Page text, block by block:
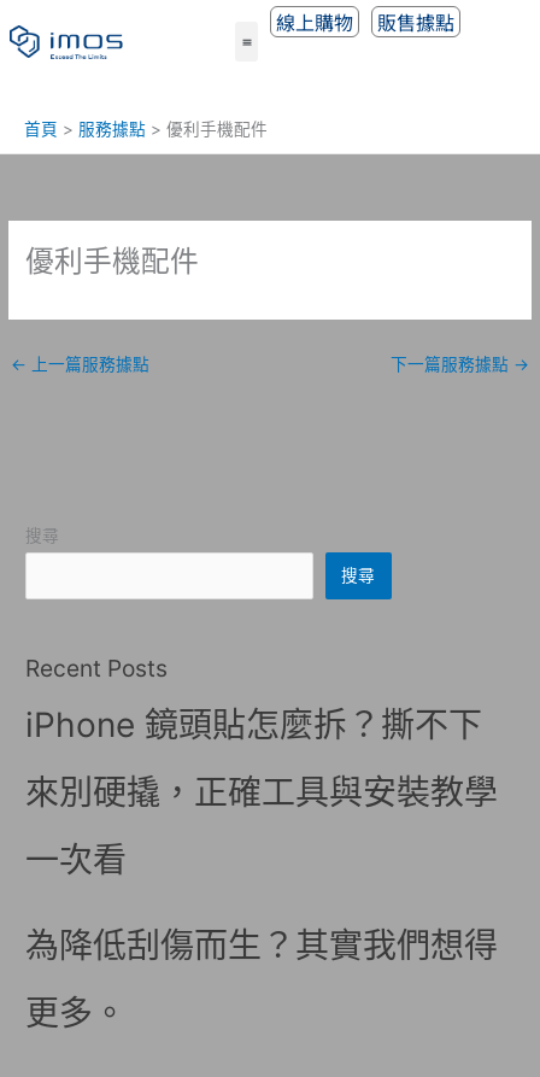
至
線上購物 販售據點
首頁 服務據點 優利手機配件
優利手機配件
← 上一篇服務據點 下一篇服務據點 →
搜尋
搜尋
Recent Posts
iPhone 鏡頭貼怎麼拆？撕不下
來別硬撬，正確工具與安裝教學
一次看
為降低刮傷而生？其實我們想得
更多。